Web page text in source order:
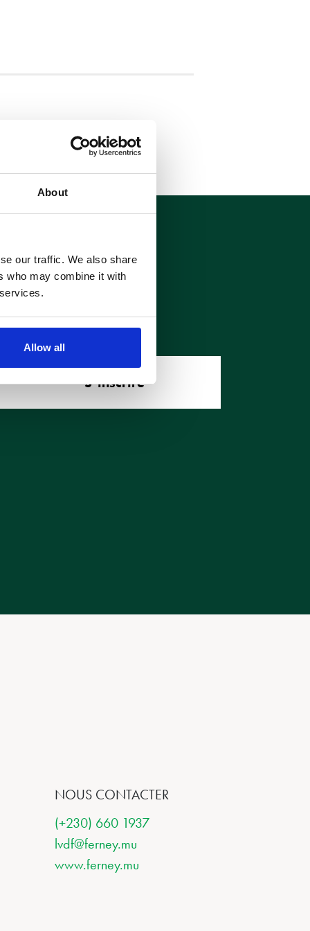
About
our traffic. We also share
who may combine it with
Allow all
NOUS CONTACTER
(+230) 660 1937
lvdf@ferney.mu
www.ferney.mu